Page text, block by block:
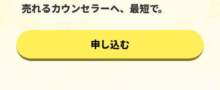
売れるカウンセラーへ、最短で。
申し込む